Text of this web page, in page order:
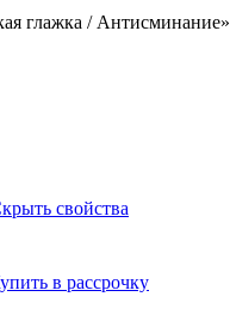
глажка / Антисминание»
свойства
в рассрочку